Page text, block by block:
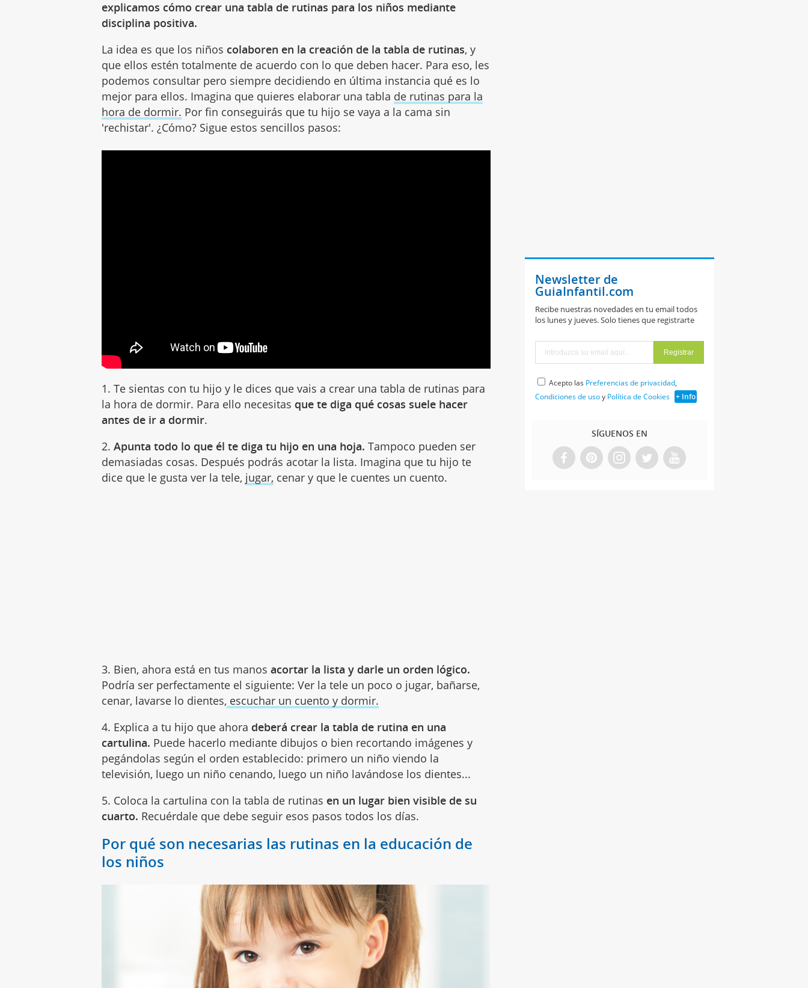
explicamos cómo crear una tabla de rutinas para los niños mediante
disciplina positiva.
La idea es que los niños colaboren en la creación de la tabla de rutinas, y
que ellos estén totalmente de acuerdo con lo que deben hacer. Para eso, les
podemos consultar pero siempre decidiendo en última instancia qué es lo
mejor para ellos. Imagina que quieres elaborar una tabla de rutinas para la
hora de dormir. Por fin conseguirás que tu hijo se vaya a la cama sin
'rechistar'. ¿Cómo? Sigue estos sencillos pasos:
1. Te sientas con tu hijo y le dices que vais a crear una tabla de rutinas para
la hora de dormir. Para ello necesitas que te diga qué cosas suele hacer
antes de ir a dormir.
2.Apunta todo lo que él te diga tu hijo en una hoja. Tampoco pueden ser
demasiadas cosas. Después podrás acotar la lista. Imagina que tu hijo te
dice que le gusta ver la tele, jugar, cenar y que le cuentes un cuento.
3. Bien, ahora está en tus manosacortar la lista y darle un orden lógico.
Podría ser perfectamente el siguiente: Ver la tele un poco o jugar, bañarse,
cenar, lavarse lo dientes, escuchar un cuento y dormir.
4. Explica a tu hijo que ahora deberá crear la tabla de rutina en una
cartulina. Puede hacerlo mediante dibujos o bien recortando imágenes y
pegándolas según el orden establecido: primero un niño viendo la
televisión, luego un niño cenando, luego un niño lavándose los dientes...
5. Coloca la cartulina con la tabla de rutinas en un lugar bien visible de su
cuarto. Recuérdale que debe seguir esos pasos todos los días.
Por qué son necesarias las rutinas en la educación de
los niños
Newsletter de
GuiaInfantil.com
Recibe nuestras novedades en tu email todos
los lunes y jueves. Solo tienes que registrarte
Acepto las Preferencias de privacidad,
Condiciones de usoy Política de Cookies + Info
SÍGUENOS EN